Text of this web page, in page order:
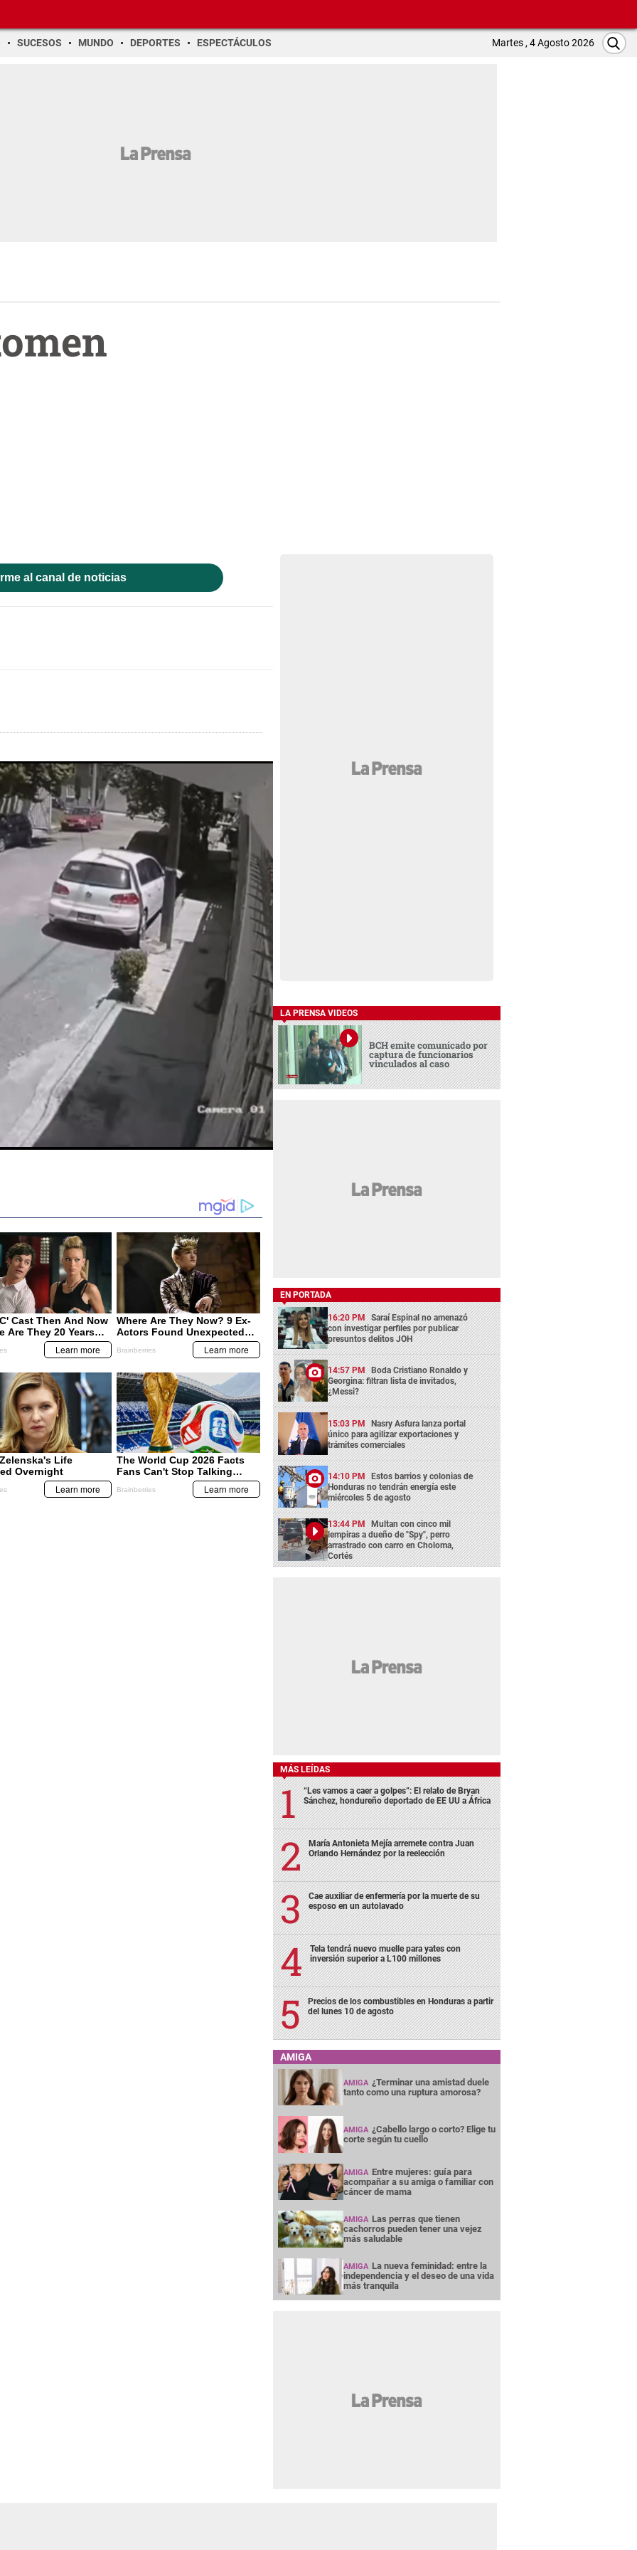
SUCESOS MUNDO DEPORTES ESPECTÁCULOS Martes , 4 Agosto 2026
al canal de noticias
LA PRENSA VIDEOS
BCH emite comunicado por
captura de funcionarios
vinculados al caso
EN PORTADA
16:20 PM Saraí Espinal no amenazó
con investigar perfiles por publicar
presuntos delitos JOH
14:57 PM Boda Cristiano Ronaldo y
Georgina: filtran lista de invitados,
¿Messi?
15:03 PM Nasry Asfura lanza portal
único para agilizar exportaciones y
trámites comerciales
14:10 PM Estos barrios y colonias de
Honduras no tendrán energía este
miércoles 5 de agosto
13:44 PM Multan con cinco mil
lempiras a dueño de "Spy", perro
arrastrado con carro en Choloma,
Cortés
MÁS LEÍDAS
“Les vamos a caer a golpes”: El relato de Bryan
Sánchez, hondureño deportado de EE UU a África
María Antonieta Mejía arremete contra Juan
Orlando Hernández por la reelección
Cae auxiliar de enfermería por la muerte de su
esposo en un autolavado
Tela tendrá nuevo muelle para yates con
inversión superior a L100 millones
Precios de los combustibles en Honduras a partir
del lunes 10 de agosto
AMIGA
AMIGA ¿Terminar una amistad duele
tanto como una ruptura amorosa?
AMIGA ¿Cabello largo o corto? Elige tu
corte según tu cuello
AMIGA Entre mujeres: guía para
acompañar a su amiga o familiar con
cáncer de mama
AMIGA Las perras que tienen
cachorros pueden tener una vejez
más saludable
AMIGA La nueva feminidad: entre la
independencia y el deseo de una vida
más tranquila